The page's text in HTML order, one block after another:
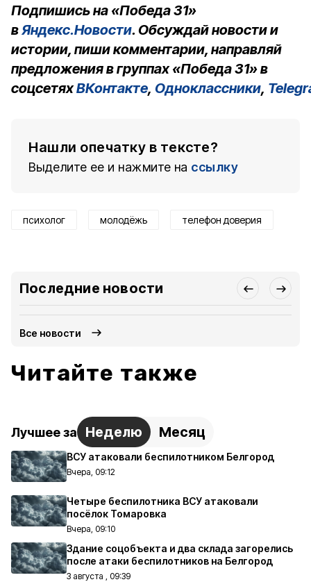
Подпишись на «Победа 31»
вЯндекс.Новости. Обсуждай новости и
истории, пиши комментарии, направляй
предложения в группах «Победа 31» в
соцсетяхВКонтакте, Одноклассники,
Нашли опечатку в тексте?
Выделите ее и нажмите на ссылку
психолог молодёжь телефон доверия
Последние новости
Все новости
Читайте также
Лучшее за Неделю Месяц
ВСУ атаковали беспилотником Белгород
Вчера, 09:12
Четыре беспилотника ВСУ атаковали
посёлок Томаровка
Вчера, 09:10
Здание соцобъекта и два склада загорелись
после атаки беспилотников на Белгород
3 августа , 09:39